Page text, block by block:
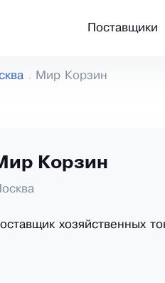
Поставщики
Мир Корзин
Корзин
хозяйственных